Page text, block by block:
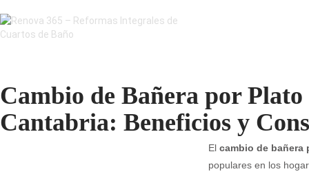
Cambio de Bañera por Plato
Cantabria: Beneficios y
El cambio de bañera
populares en los